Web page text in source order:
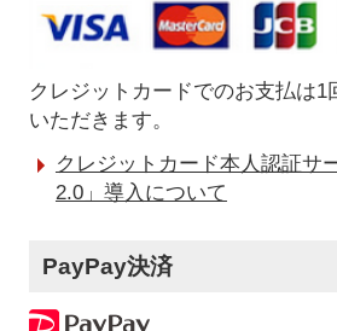
クレジットカードでのお支払は1
いただきます。
クレジットカード本人認証サ
2.0」導入について
PayPay決済